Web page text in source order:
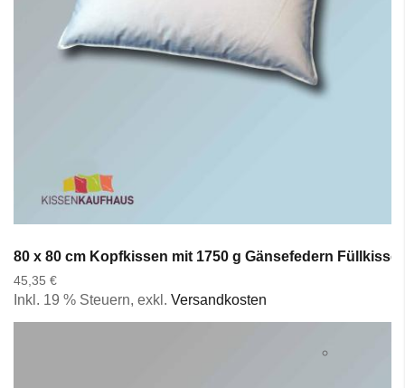
80 x 80 cm Kopfkissen mit 1750 g Gänsefedern
45,35 €
Inkl. 19 % Steuern, exkl. Versandkosten